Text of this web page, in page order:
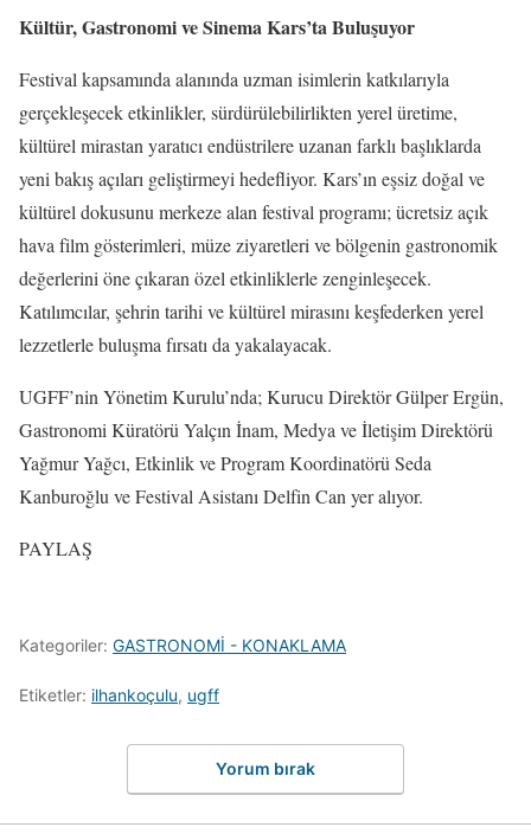
Kültür, Gastronomi ve Sinema Kars’ta Buluşuyor
Festival kapsamında alanında uzman isimlerin katkılarıyla
gerçekleşecek etkinlikler, sürdürülebilirlikten yerel üretime,
kültürel mirastan yaratıcı endüstrilere uzanan farklı başlıklarda
yeni bakış açıları geliştirmeyi hedefliyor. Kars’ın eşsiz doğal ve
kültürel dokusunu merkeze alan festival programı; ücretsiz açık
hava film gösterimleri, müze ziyaretleri ve bölgenin gastronomik
değerlerini öne çıkaran özel etkinliklerle zenginleşecek.
Katılımcılar, şehrin tarihi ve kültürel mirasını keşfederken yerel
lezzetlerle buluşma fırsatı da yakalayacak.
UGFF’nin Yönetim Kurulu’nda; Kurucu Direktör Gülper Ergün,
Gastronomi Küratörü Yalçın İnam, Medya ve İletişim Direktörü
Yağmur Yağcı, Etkinlik ve Program Koordinatörü Seda
Kanburoğlu ve Festival Asistanı Delfin Can yer alıyor.
PAYLAŞ
Kategoriler: GASTRONOMİ - KONAKLAMA
Etiketler: ilhankoçulu, ugff
Yorum bırak